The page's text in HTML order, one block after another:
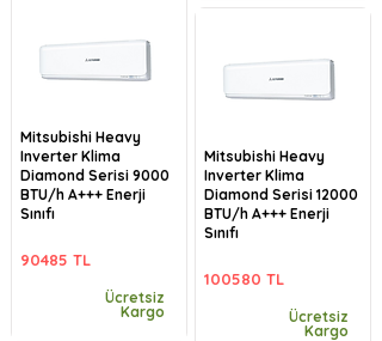
Mitsubishi Heavy
Inverter Klima
Diamond Serisi 9000
BTU/h A+++ Enerji
Sınıfı
90485 TL
Ücretsiz
Kargo
Mitsubishi Heavy
Inverter Klima
Diamond Serisi 12000
BTU/h A+++ Enerji
Sınıfı
100580 TL
Ücretsiz
Kargo